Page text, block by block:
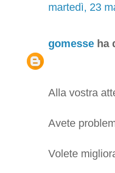
martedì, 23
gomesse ha
Alla vostra
Avete
Volete